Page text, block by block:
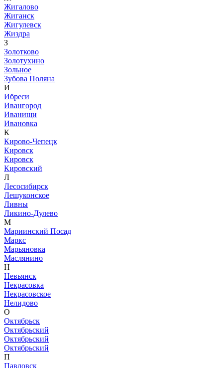
Жигалово
Жиганск
Жигулевск
Жиздра
З
Золотково
Золотухино
Зольное
Зубова Поляна
И
Ибреси
Ивангород
Иванищи
Ивановка
К
Кирово-Чепецк
Кировск
Кировск
Кировский
Л
Лесосибирск
Лешуконское
Ливны
Ликино-Дулево
М
Мариинский Посад
Маркс
Марьяновка
Маслянино
Н
Невьянск
Некрасовка
Некрасовское
Нелидово
О
Октябрьск
Октябрьский
Октябрьский
Октябрьский
П
Павловск